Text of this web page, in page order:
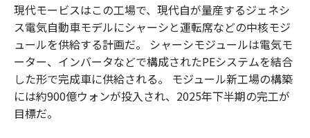
現代モービスはこの工場で、現代自が量産するジェネシ
ス電気自動車モデルにシャーシと運転席などの中核モジ
ュールを供給する計画だ。 シャーシモジュールは電気モ
ーター、インバータなどで構成されたPEシステムを結合
した形で完成車に供給される。 モジュール新工場の構築
には約900億ウォンが投入され、2025年下半期の完工が
目標だ。